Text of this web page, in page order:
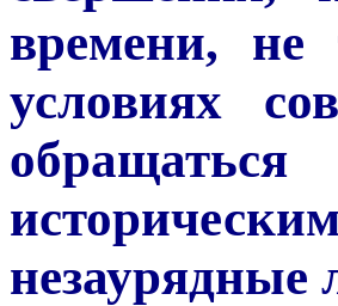
времени, не
условиях
незаурядные